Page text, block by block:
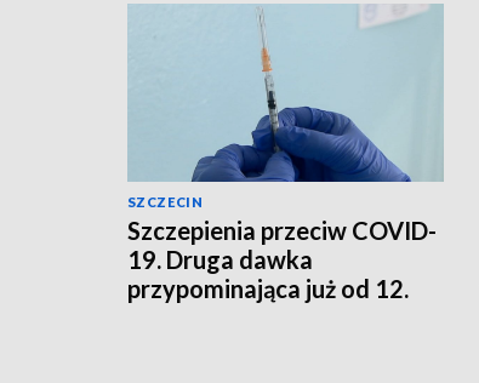
SZCZECIN
Szczepienia przeciw COVID-
19. Druga dawka
przypominająca już od 12.